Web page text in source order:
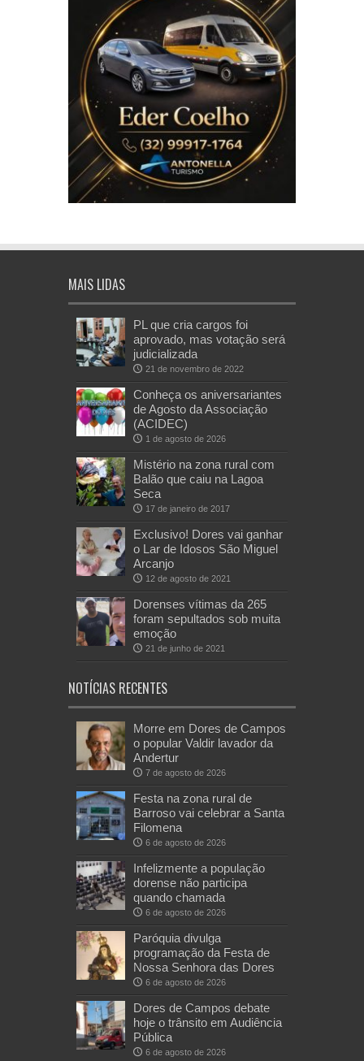
MAIS LIDAS
PL que cria cargos foi
aprovado, mas votação será
judicializada
21 de novembro de 2022
Conheça os aniversariantes
de Agosto da Associação
(ACIDEC)
1 de agosto de 2026
Mistério na zona rural com
Balão que caiu na Lagoa
Seca
17 de janeiro de 2017
Exclusivo! Dores vai ganhar
o Lar de Idosos São Miguel
Arcanjo
12 de agosto de 2021
Dorenses vítimas da 265
foram sepultados sob muita
emoção
21 de junho de 2021
NOTÍCIAS RECENTES
Morre em Dores de Campos
o popular Valdir lavador da
Andertur
7 de agosto de 2026
Festa na zona rural de
Barroso vai celebrar a Santa
Filomena
6 de agosto de 2026
Infelizmente a população
dorense não participa
quando chamada
6 de agosto de 2026
Paróquia divulga
programação da Festa de
Nossa Senhora das Dores
6 de agosto de 2026
Dores de Campos debate
hoje o trânsito em Audiência
Pública
6 de agosto de 2026